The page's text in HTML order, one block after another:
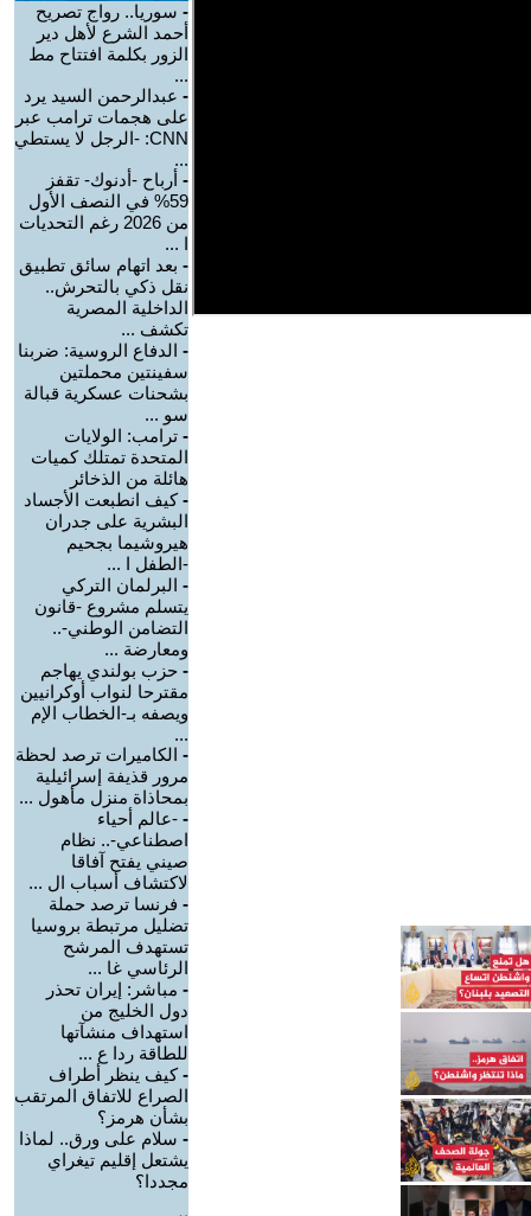
- سوريا.. رواج تصريح
أحمد الشرع لأهل دير
الزور بكلمة افتتاح مط
...
- عبدالرحمن السيد يرد
على هجمات ترامب عبر
CNN: -الرجل لا يستطي
...
- أرباح -أدنوك- تقفز
59% في النصف الأول
من 2026 رغم التحديات
ا ...
- بعد اتهام سائق تطبيق
نقل ذكي بالتحرش..
الداخلية المصرية
تكشف ...
- الدفاع الروسية: ضربنا
سفينتين محملتين
بشحنات عسكرية قبالة
سو ...
- ترامب: الولايات
المتحدة تمتلك كميات
هائلة من الذخائر
-كيف انطبعت الأجساد
البشرية على جدران
هيروشيما بجحيم
-الطفل ا ...
- البرلمان التركي
يتسلم مشروع -قانون
التضامن الوطني-..
ومعارضة ...
- حزب بولندي يهاجم
مقترحا لنواب أوكرانيين
ويصفه بـ-الخطاب الإم
...
- الكاميرات ترصد لحظة
مرور قذيفة إسرائيلية
بمحاذاة منزل مأهول ...
- -عالم أحياء
اصطناعي-.. نظام
صيني يفتح آفاقا
لاكتشاف أسباب ال ...
- فرنسا ترصد حملة
تضليل مرتبطة بروسيا
تستهدف المرشح
الرئاسي غا ...
- مباشر: إيران تحذر
دول الخليج من
استهداف منشآتها
للطاقة ردا ع ...
-كيف ينظر أطراف
الصراع للاتفاق المرتقب
بشأن هرمز؟
- سلام على ورق.. لماذا
يشتعل إقليم تيغراي
مجددا؟